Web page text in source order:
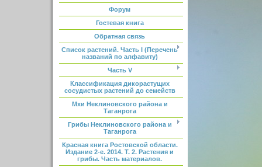
Форум
Гостевая книга
Обратная связь
Список растений. Часть I (Перечень
названий по алфавиту)
Часть V
Классификация дикорастущих
сосудистых растений до семейств
Мхи Неклиновского района и
Таганрога
Грибы Неклиновского района и
Таганрога
Красная книга Ростовской области.
Издание 2-е. 2014. Т. 2. Растения и
грибы. Часть материалов.